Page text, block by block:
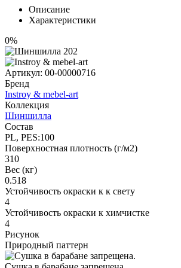
Описание
Характеристики
0%
Артикул: 00-00000716
Бренд
Instroy & mebel-art
Коллекция
Шиншилла
Состав
PL, PES:100
Поверхностная плотность (г/м2)
310
Вес (кг)
0.518
Устойчивость окраски к к свету
4
Устойчивость окраски к химчистке
4
Рисунок
Природный паттерн